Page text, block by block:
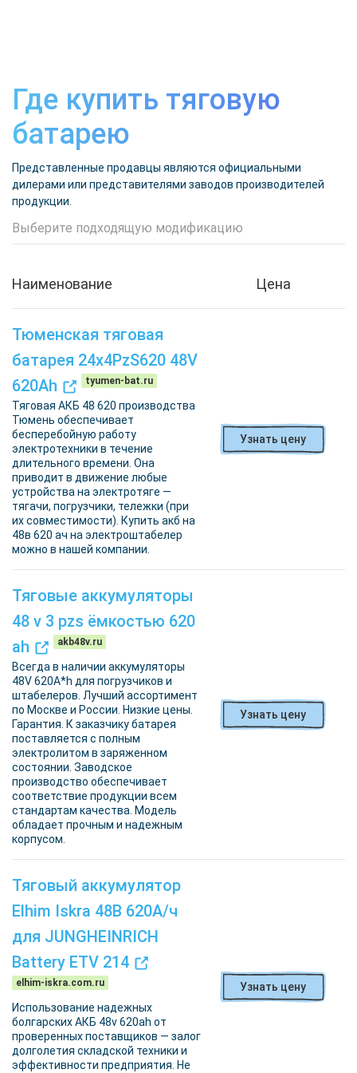
Где купить тяговую
батарею
Представленные продавцы являются официальными
дилерами или представителями заводов производителей
продукции.
Выберите подходящую модификацию
Наименование Цена
Тюменская тяговая
батарея 24x4PzS620 48V
620Ah
tyumen-bat.ru
Тяговая АКБ 48 620 производства
Тюмень обеспечивает
бесперебойную работу
электротехники в течение
длительного времени. Она
приводит в движение любые
устройства на электротяге —
тягачи, погрузчики, тележки (при
их совместимости). Купить акб на
48в 620 ач на электроштабелер
можно в нашей компании.
Узнать цену
Тяговые аккумуляторы
48 v 3 pzs ёмкостью 620
ah
akb48v.ru
Всегда в наличии аккумуляторы
48V 620A*h для погрузчиков и
штабелеров. Лучший ассортимент
по Москве и России. Низкие цены.
Гарантия. К заказчику батарея
поставляется с полным
электролитом в заряженном
состоянии. Заводское
производство обеспечивает
соответствие продукции всем
стандартам качества. Модель
обладает прочным и надежным
корпусом.
Узнать цену
Тяговый аккумулятор
Elhim Iskra 48В 620А/ч
для JUNGHEINRICH
Battery ETV 214
elhim-iskra.com.ru
Использование надежных
болгарских АКБ 48v 620ah от
проверенных поставщиков — залог
долголетия складской техники и
эффективности предприятия. Не
Узнать цену